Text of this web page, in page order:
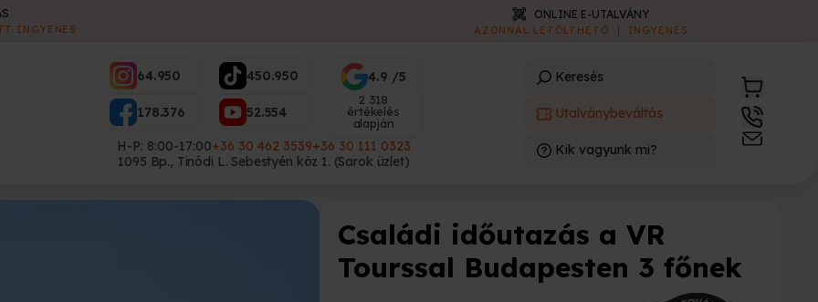
ONLINE E-UTALVÁNY
AZONNAL LETÖLTHETŐ | INGYENES
64.950
178.376
450.950
52.554
4.9 /5
2 318
értékelés
alapján
H-P: 8:00-17:00+36 30 462 3539+36 30 111 0323
1095 Bp., Tinódi L. Sebestyén köz 1. (Sarok üzlet)
Keresés
Utalványbeváltás
Kik vagyunk mi?
Családi időutazás a VR
Tourssal Budapesten 3 főnek